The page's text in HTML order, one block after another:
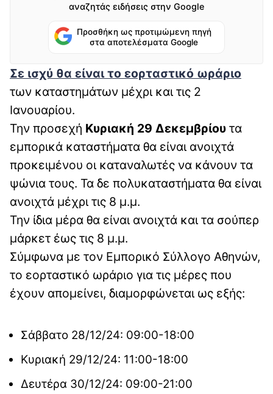
αναζητάς ειδήσεις στην Google
Προσθήκη ως προτιμώμενη πηγή
στα αποτελέσματα Google
Σε ισχύ θα είναι το εορταστικό ωράριο
των καταστημάτων μέχρι και τις 2
Ιανουαρίου.
Την προσεχή Κυριακή 29 Δεκεμβρίου τα
εμπορικά καταστήματα θα είναι ανοιχτά
προκειμένου οι καταναλωτές να κάνουν τα
ψώνια τους. Τα δε πολυκαταστήματα θα είναι
ανοιχτά μέχρι τις 8 μ.μ.
Την ίδια μέρα θα είναι ανοιχτά και τα σούπερ
μάρκετ έως τις 8 μ.μ.
Σύμφωνα με τον Εμπορικό Σύλλογο Αθηνών,
το εορταστικό ωράριο για τις μέρες που
έχουν απομείνει, διαμορφώνεται ως εξής:
Σάββατο 28/12/24: 09:00-18:00
Κυριακή 29/12/24: 11:00-18:00
Δευτέρα 30/12/24: 09:00-21:00